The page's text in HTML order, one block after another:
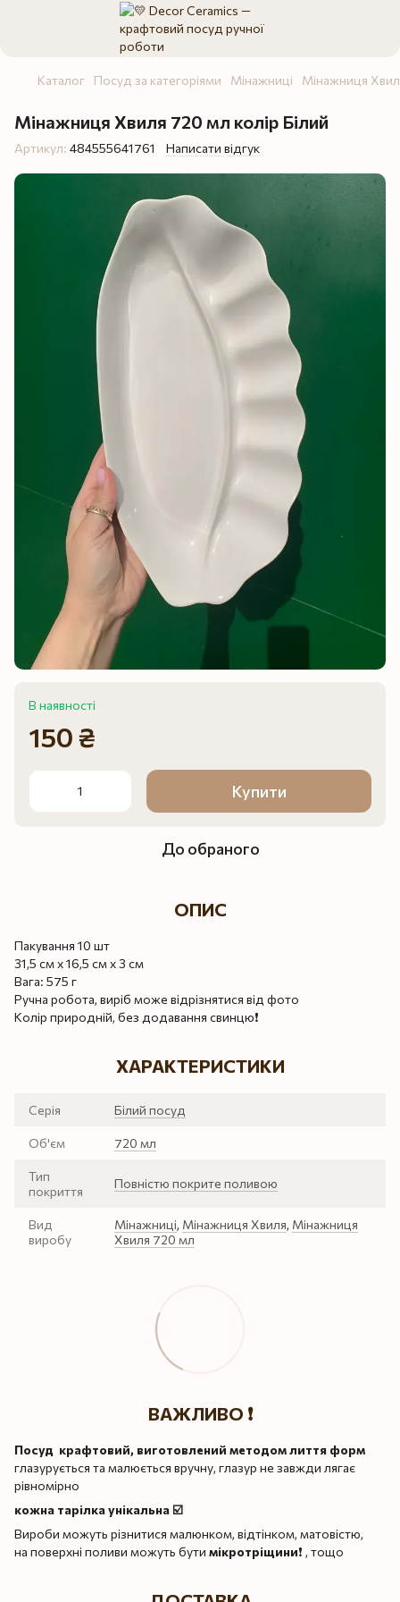
Каталог Посуд за категоріями Мінажниці Мінажниця
Мінажниця Хвиля 720 мл колір Білий
Артикул: 484555641761 Написати відгук
В наявності
150 ₴
Купити
До обраного
ОПИС
Пакування 10 шт
31,5 см х 16,5 см х 3 см
Вага: 575 г
Ручна робота, виріб може відрізнятися від фото
Колір природній, без додавання свинцю❗️
ХАРАКТЕРИСТИКИ
Серія Білий посуд
Об'єм 720 мл
Тип
покриття
Повністю покрите поливою
Вид
виробу
Мінажниці, Мінажниця Хвиля, Мінажниця
Хвиля 720 мл
ВАЖЛИВО ❗️
Посуд крафтовий, виготовлений методом лиття форм
глазурується та малюється вручну, глазур не завжди лягає
рівномірно
кожна тарілка унікальна ☑️
Вироби можуть різнитися малюнком, відтінком, матовістю,
на поверхні поливи можуть бути мікротріщини❗️ , тощо